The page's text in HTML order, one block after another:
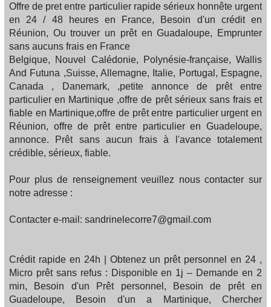
Offre de pret entre particulier rapide sérieux honnête urgent
en 24 / 48 heures en France, Besoin d'un crédit en
Réunion, Ou trouver un prêt en Guadaloupe, Emprunter
sans aucuns frais en France
Belgique, Nouvel Calédonie, Polynésie-française, Wallis
And Futuna ,Suisse, Allemagne, Italie, Portugal, Espagne,
Canada , Danemark, ,petite annonce de prêt entre
particulier en Martinique ,offre de prêt sérieux sans frais et
fiable en Martinique,offre de prêt entre particulier urgent en
Réunion, offre de prêt entre particulier en Guadeloupe,
annonce. Prêt sans aucun frais à l'avance totalement
crédible, sérieux, fiable.
Pour plus de renseignement veuillez nous contacter sur
notre adresse :
Contacter e-mail: sandrinelecorre7@gmail.com
Crédit rapide en 24h | Obtenez un prêt personnel en 24 ,
Micro prêt sans refus : Disponible en 1j – Demande en 2
min, Besoin d'un Prêt personnel, Besoin de prêt en
Guadeloupe, Besoin d'un a Martinique, Chercher